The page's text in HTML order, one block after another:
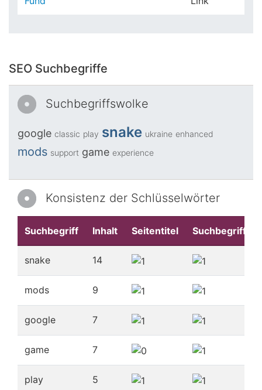
SEO Suchbegriffe
Suchbegriffswolke
google classic play snake ukraine enhanced
mods support game experience
Konsistenz der Schlüsselwörter
Suchbegriff Inhalt Seitentitel Suchbegriffe
snake 14
mods 9
google 7
game 7
play 5